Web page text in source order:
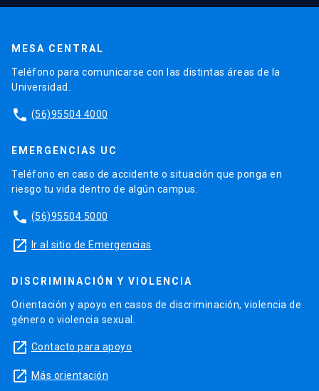
MESA CENTRAL
Teléfono para comunicarse con las distintas áreas de la
Universidad.
phone (56)95504 4000
EMERGENCIAS UC
Teléfono en caso de accidente o situación que ponga en
riesgo tu vida dentro de algún campus.
phone (56)95504 5000
launch Ir al sitio de Emergencias
DISCRIMINACIÓN Y VIOLENCIA
Orientación y apoyo en casos de discriminación, violencia de
género o violencia sexual.
launch Contacto para apoyo
launch Más orientación